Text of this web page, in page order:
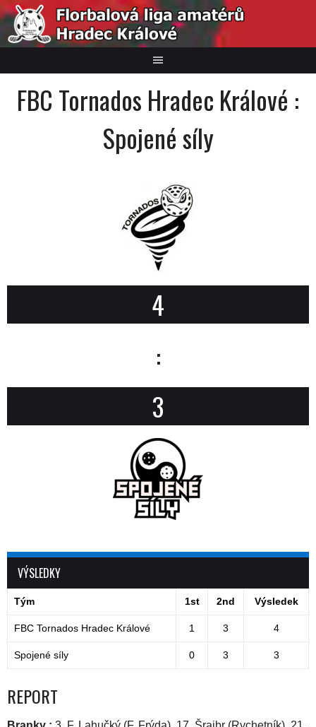
Skip
to
content
FBC Tornados Hradec Králové :
Spojené síly
4
:
3
VÝSLEDKY
Tým 1st 2nd Výsledek
FBC Tornados Hradec Králové 1 3 4
Spojené síly 0 3 3
REPORT